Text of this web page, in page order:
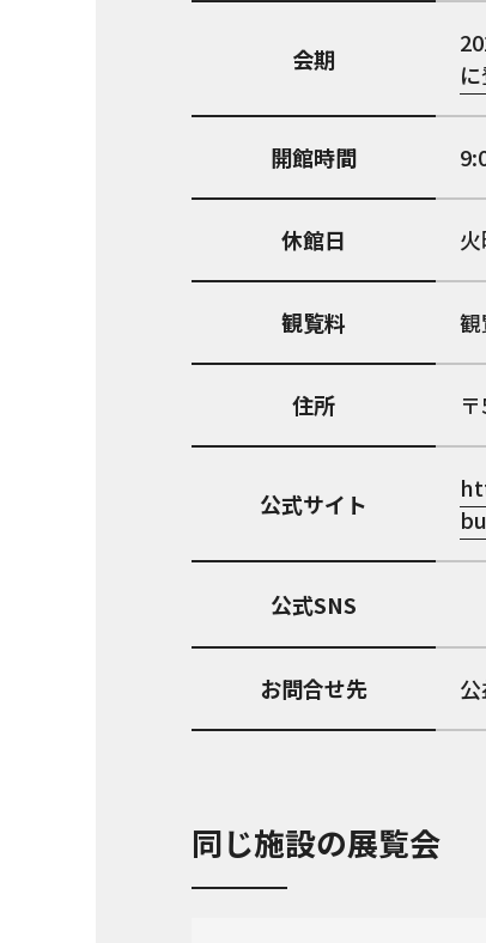
会期
開館時間
休館日
観覧料
住所
公式サイト
公式SNS
お問合せ先
同じ施設の展覧会